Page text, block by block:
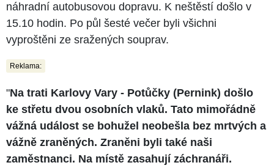
náhradní autobusovou dopravu. K neštěstí došlo v
15.10 hodin. Po půl šesté večer byli všichni
vyproštěni ze sražených souprav.
Reklama:
"Na trati Karlovy Vary - Potůčky (Pernink) došlo
ke střetu dvou osobních vlaků. Tato mimořádně
vážná událost se bohužel neobešla bez mrtvých a
vážně zraněných. Zraněni byli také naši
zaměstnanci. Na místě zasahují záchranáři.